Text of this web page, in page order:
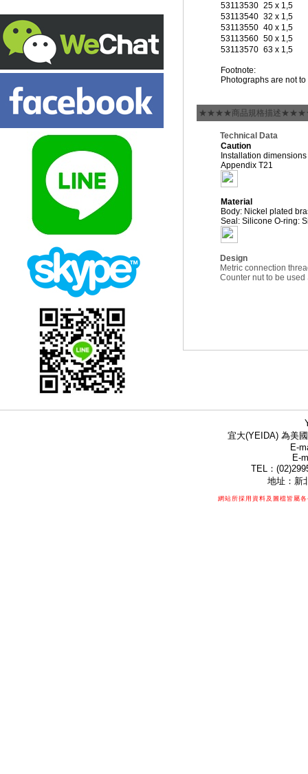
53113530 25 x 1,5
53113540 32 x 1,5
53113550 40 x 1,5
53113560 50 x 1,5
53113570 63 x 1,5
Footnote:
Photographs are not
★★★★商品規格描述
Technical Data
Caution
Installation
Appendix T21
Material
Body: Nickel plated
Seal: Silicone O-ring:
Design
Metric connection
Counter nut to be
宜大(YEIDA) 為美
E-
E-
TEL：
地址：新
網站所採用資料及圖檔皆屬